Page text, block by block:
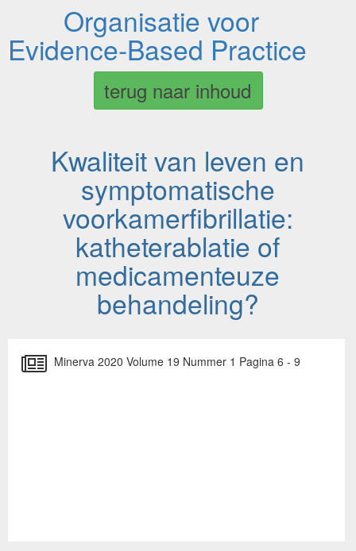
Organisatie voor
Evidence-Based Practice
terug naar inhoud
Kwaliteit van leven en
symptomatische
voorkamerfibrillatie:
katheterablatie of
medicamenteuze
behandeling?
Minerva 2020 Volume 19 Nummer 1 Pagina 6 - 9